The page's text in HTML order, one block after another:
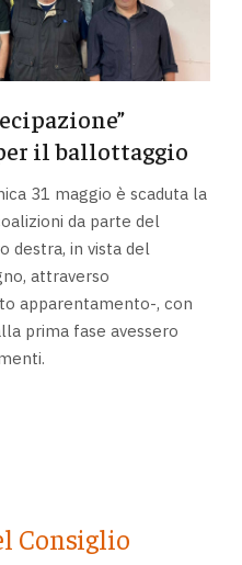
il ballottaggio
31 maggio è scaduta la
da parte del
destra, in vista del
attraverso
apparentamento-, con
prima fase avessero
Consiglio